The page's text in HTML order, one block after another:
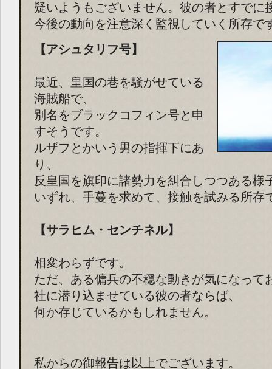
疑いようもございません。彼の者とすでに
今後の動向を注意深く監視していく所存で
【アシュタリフ号】
最近、皇国の巷を騒がせている
海賊船で、
別名をブラックコフィン号と申
すそうです。
ルザフとかいう男の指揮下にあ
り、
反皇国を旗印に諸勢力を糾合しつつある様
いずれ、手蔓を求めて、接触を試みる所存
【サラヒム・センチネル】
相変わらずです。
ただ、ある傭兵の不穏な動きが気になって
社に潜り込ませている彼の者ならば、
何か存じているかもしれません。
私からの御報告は以上でございます。